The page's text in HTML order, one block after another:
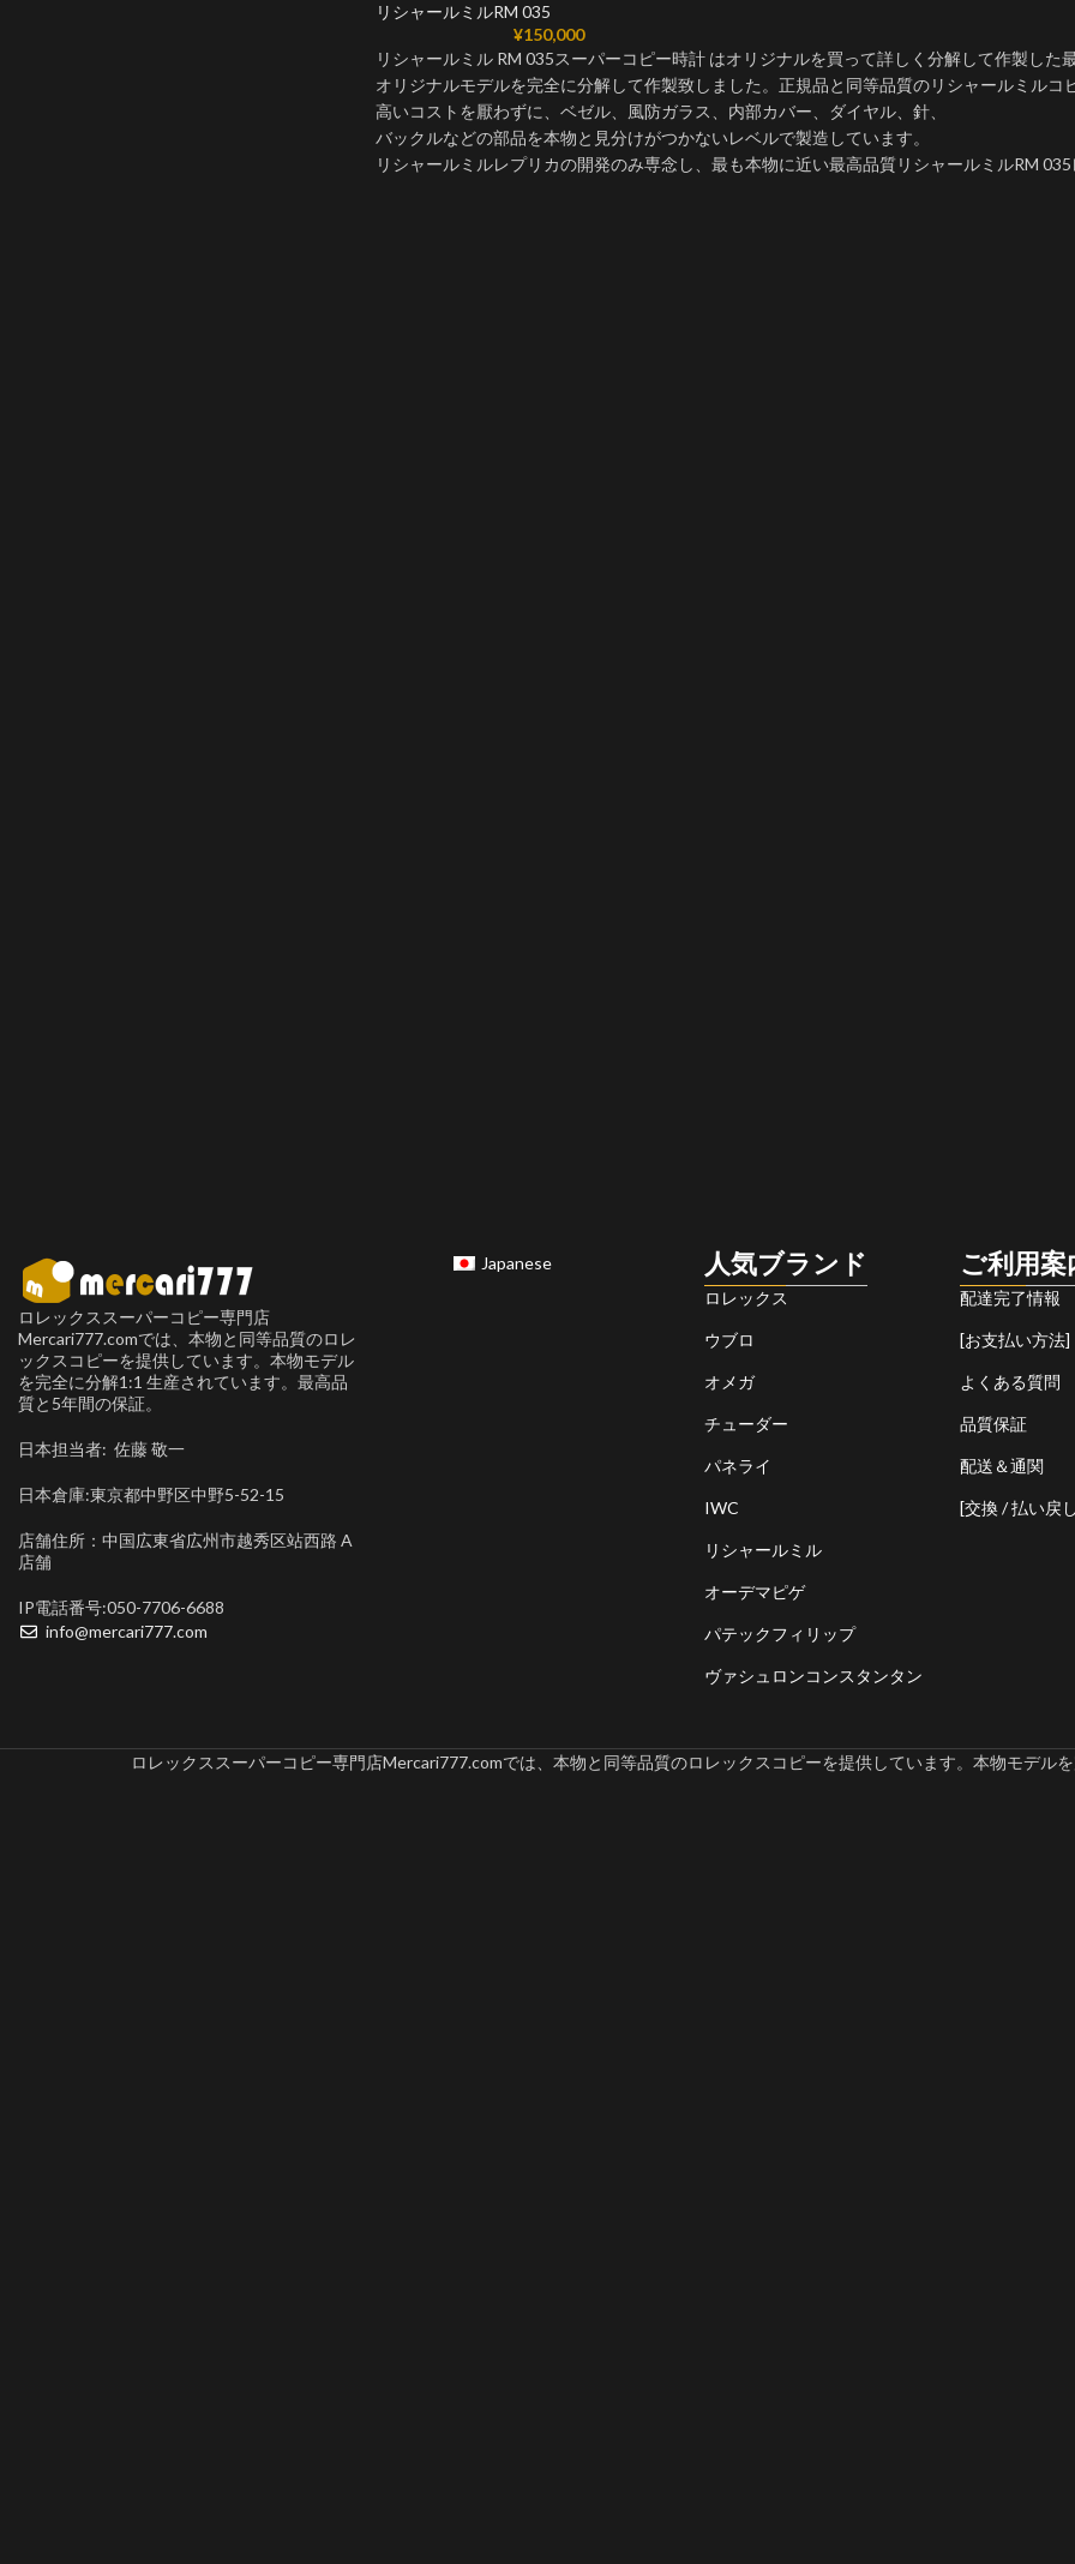
リシャールミルRM 035
¥150,000
リシャールミル RM 035スーパーコピー時計 はオリジナルを買って詳しく分解して作製した
オリジナルモデルを完全に分解して作製致しました。正規品と同等品質のリシャールミルコ
高いコストを厭わずに、ベゼル、風防ガラス、内部カバー、ダイヤル、針、
バックルなどの部品を本物と見分けがつかないレベルで製造しています。​
リシャールミルレプリカの開発のみ専念し、最も本物に近い最高品質リシャールミルRM
ロレックススーパーコピー専門店
Mercari777.comでは、本物と同等品質のロレ
ックスコピーを提供しています。本物モデル
を完全に分解1:1 生産されています。最高品
質と5年間の保証。
日本担当者: 佐藤 敬一
日本倉庫:東京都中野区中野5-52-15
店舗住所：中国広東省広州市越秀区站西路 A
店舗
IP電話番号:050-7706-6688
info@mercari777.com
Japanese 人気ブランド
ロレックス
ウブロ
オメガ
チューダー
パネライ
IWC
リシャールミル
オーデマピゲ
パテックフィリップ
ヴァシュロンコンスタンタン
ご利用案
配達完了情報
[お支払い方法]
よくある質問
品質保証
配送＆通関
[交換 / 払い戻
ロレックススーパーコピー専門店Mercari777.comでは、本物と同等品質のロレックスコピーを提供しています。本物モデル